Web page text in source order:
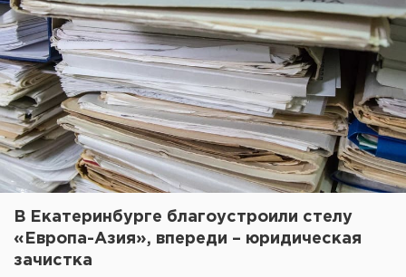
В Екатеринбурге благоустроили стелу
«Европа-Азия», впереди – юридическая
зачистка